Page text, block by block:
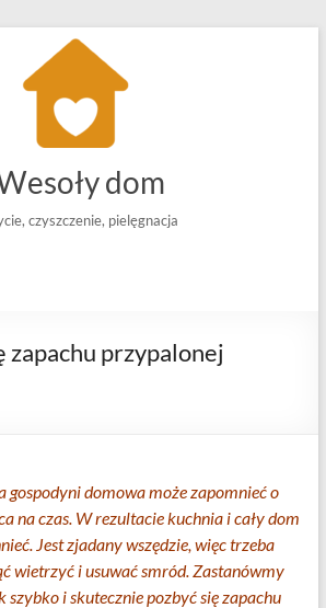
dom
czyszczenie, pielęgnacja
zapachu przypalonej
gospodyni domowa może zapomnieć o
na czas. W rezultacie kuchnia i cały dom
Jest zjadany wszędzie, więc trzeba
wietrzyć i usuwać smród. Zastanówmy
szybko i skutecznie pozbyć się zapachu